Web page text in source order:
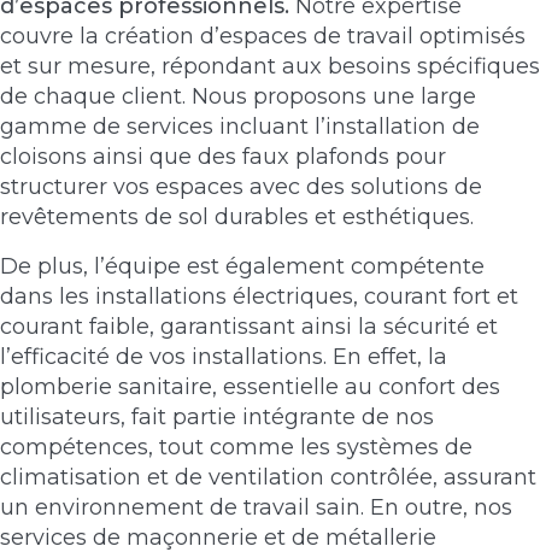
d’espaces professionnels. Notre expertise
couvre la création d’espaces de travail optimisés
et sur mesure, répondant aux besoins spécifiques
de chaque client. Nous proposons une large
gamme de services incluant l’installation de
cloisons ainsi que des faux plafonds pour
structurer vos espaces avec des solutions de
revêtements de sol durables et esthétiques.
De plus, l’équipe est également compétente
dans les installations électriques, courant fort et
courant faible, garantissant ainsi la sécurité et
l’efficacité de vos installations. En effet, la
plomberie sanitaire, essentielle au confort des
utilisateurs, fait partie intégrante de nos
compétences, tout comme les systèmes de
climatisation et de ventilation contrôlée, assurant
un environnement de travail sain. En outre, nos
services de maçonnerie et de métallerie